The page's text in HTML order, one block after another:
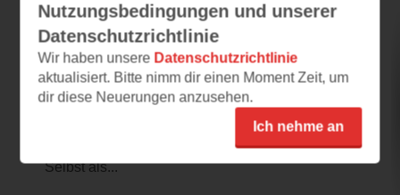
Supermond und Kugelblitz
25.05.2026 – 23:44
Toll illustriert!
Ein wunderschön illustriertes Kinderbuch
rund um ungewöhnliche Naturphänomene.
Selbst als...
Nutzungsbedingungen und unserer
Datenschutzrichtlinie
Wir haben unsere Datenschutzrichtlinie
aktualisiert. Bitte nimm dir einen Moment Zeit, um
dir diese Neuerungen anzusehen.
Ich nehme an